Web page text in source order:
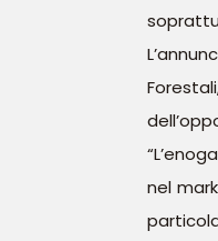
nel